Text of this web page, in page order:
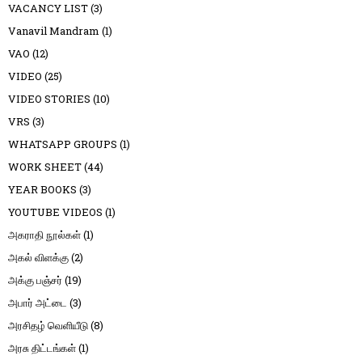
VACANCY LIST(3)
Vanavil Mandram (1)
VAO (12)
VIDEO (25)
VIDEO STORIES (10)
VRS (3)
WHATSAPP GROUPS (1)
WORK SHEET(44)
YEAR BOOKS (3)
YOUTUBE VIDEOS (1)
அகராதி நூல்கள்(1)
அகல் விளக்கு(2)
அக்கு பஞ்சர் (19)
அபார் அட்டை (3)
அரசிதழ் வெளியீடு(8)
அரசு திட்டங்கள்(1)